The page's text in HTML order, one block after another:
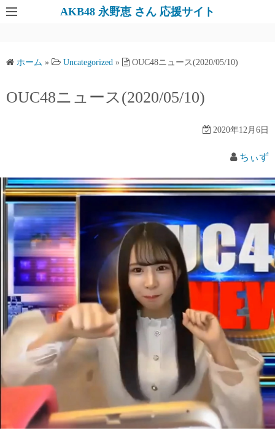
AKB48 永野恵 さん 応援サイト
ホーム » Uncategorized » OUC48ニュース(2020/05/10)
OUC48ニュース(2020/05/10)
2020年12月6日
ちぃず